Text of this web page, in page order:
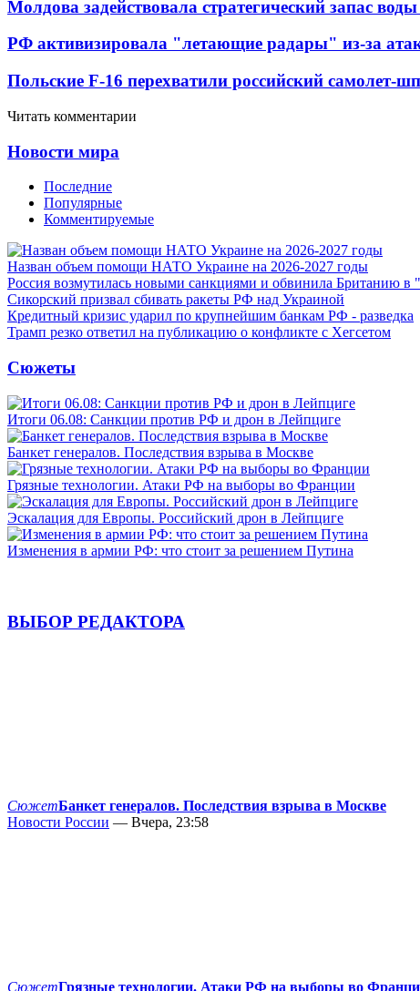
Молдова задействовала стратегический запас
РФ активизировала "летающие радары" из-за
Польские F-16 перехватили российский самолет-
Читать комментарии
Новости мира
Последние
Популярные
Комментируемые
Назван объем помощи НАТО Украине на 2026-2027 годы
Россия возмутилась новыми санкциями и обвинила Британию в
Сикорский призвал сбивать ракеты РФ над Украиной
Кредитный кризис ударил по крупнейшим банкам РФ - разведка
Трамп резко ответил на публикацию о конфликте с Хегсетом
Сюжеты
Итоги 06.08: Санкции против РФ и дрон в Лейпциге
Банкет генералов. Последствия взрыва в Москве
Грязные технологии. Атаки РФ на выборы во Франции
Эскалация для Европы. Российский дрон в Лейпциге
Изменения в армии РФ: что стоит за решением Путина
ВЫБОР РЕДАКТОРА
СюжетБанкет генералов. Последствия взрыва в Москве
Новости России — Вчера, 23:58
СюжетГрязные технологии. Атаки РФ на выборы во